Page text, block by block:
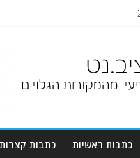
כתבות ראשיות כתבות קצרות